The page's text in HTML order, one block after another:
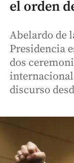
el orden
Abelardo de
Presidencia
dos
discurso